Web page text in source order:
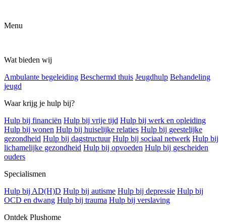
Menu
Wat bieden wij
Ambulante begeleiding Beschermd thuis Jeugdhulp Behandeling
jeugd
Waar krijg je hulp bij?
Hulp bij financiën Hulp bij vrije tijd Hulp bij werk en opleiding
Hulp bij wonen Hulp bij huiselijke relaties Hulp bij geestelijke
gezondheid Hulp bij dagstructuur Hulp bij sociaal netwerk Hulp bij
lichamelijke gezondheid Hulp bij opvoeden Hulp bij gescheiden
ouders
Specialismen
Hulp bij AD(H)D Hulp bij autisme Hulp bij depressie Hulp bij
OCD en dwang Hulp bij trauma Hulp bij verslaving
Ontdek Plushome